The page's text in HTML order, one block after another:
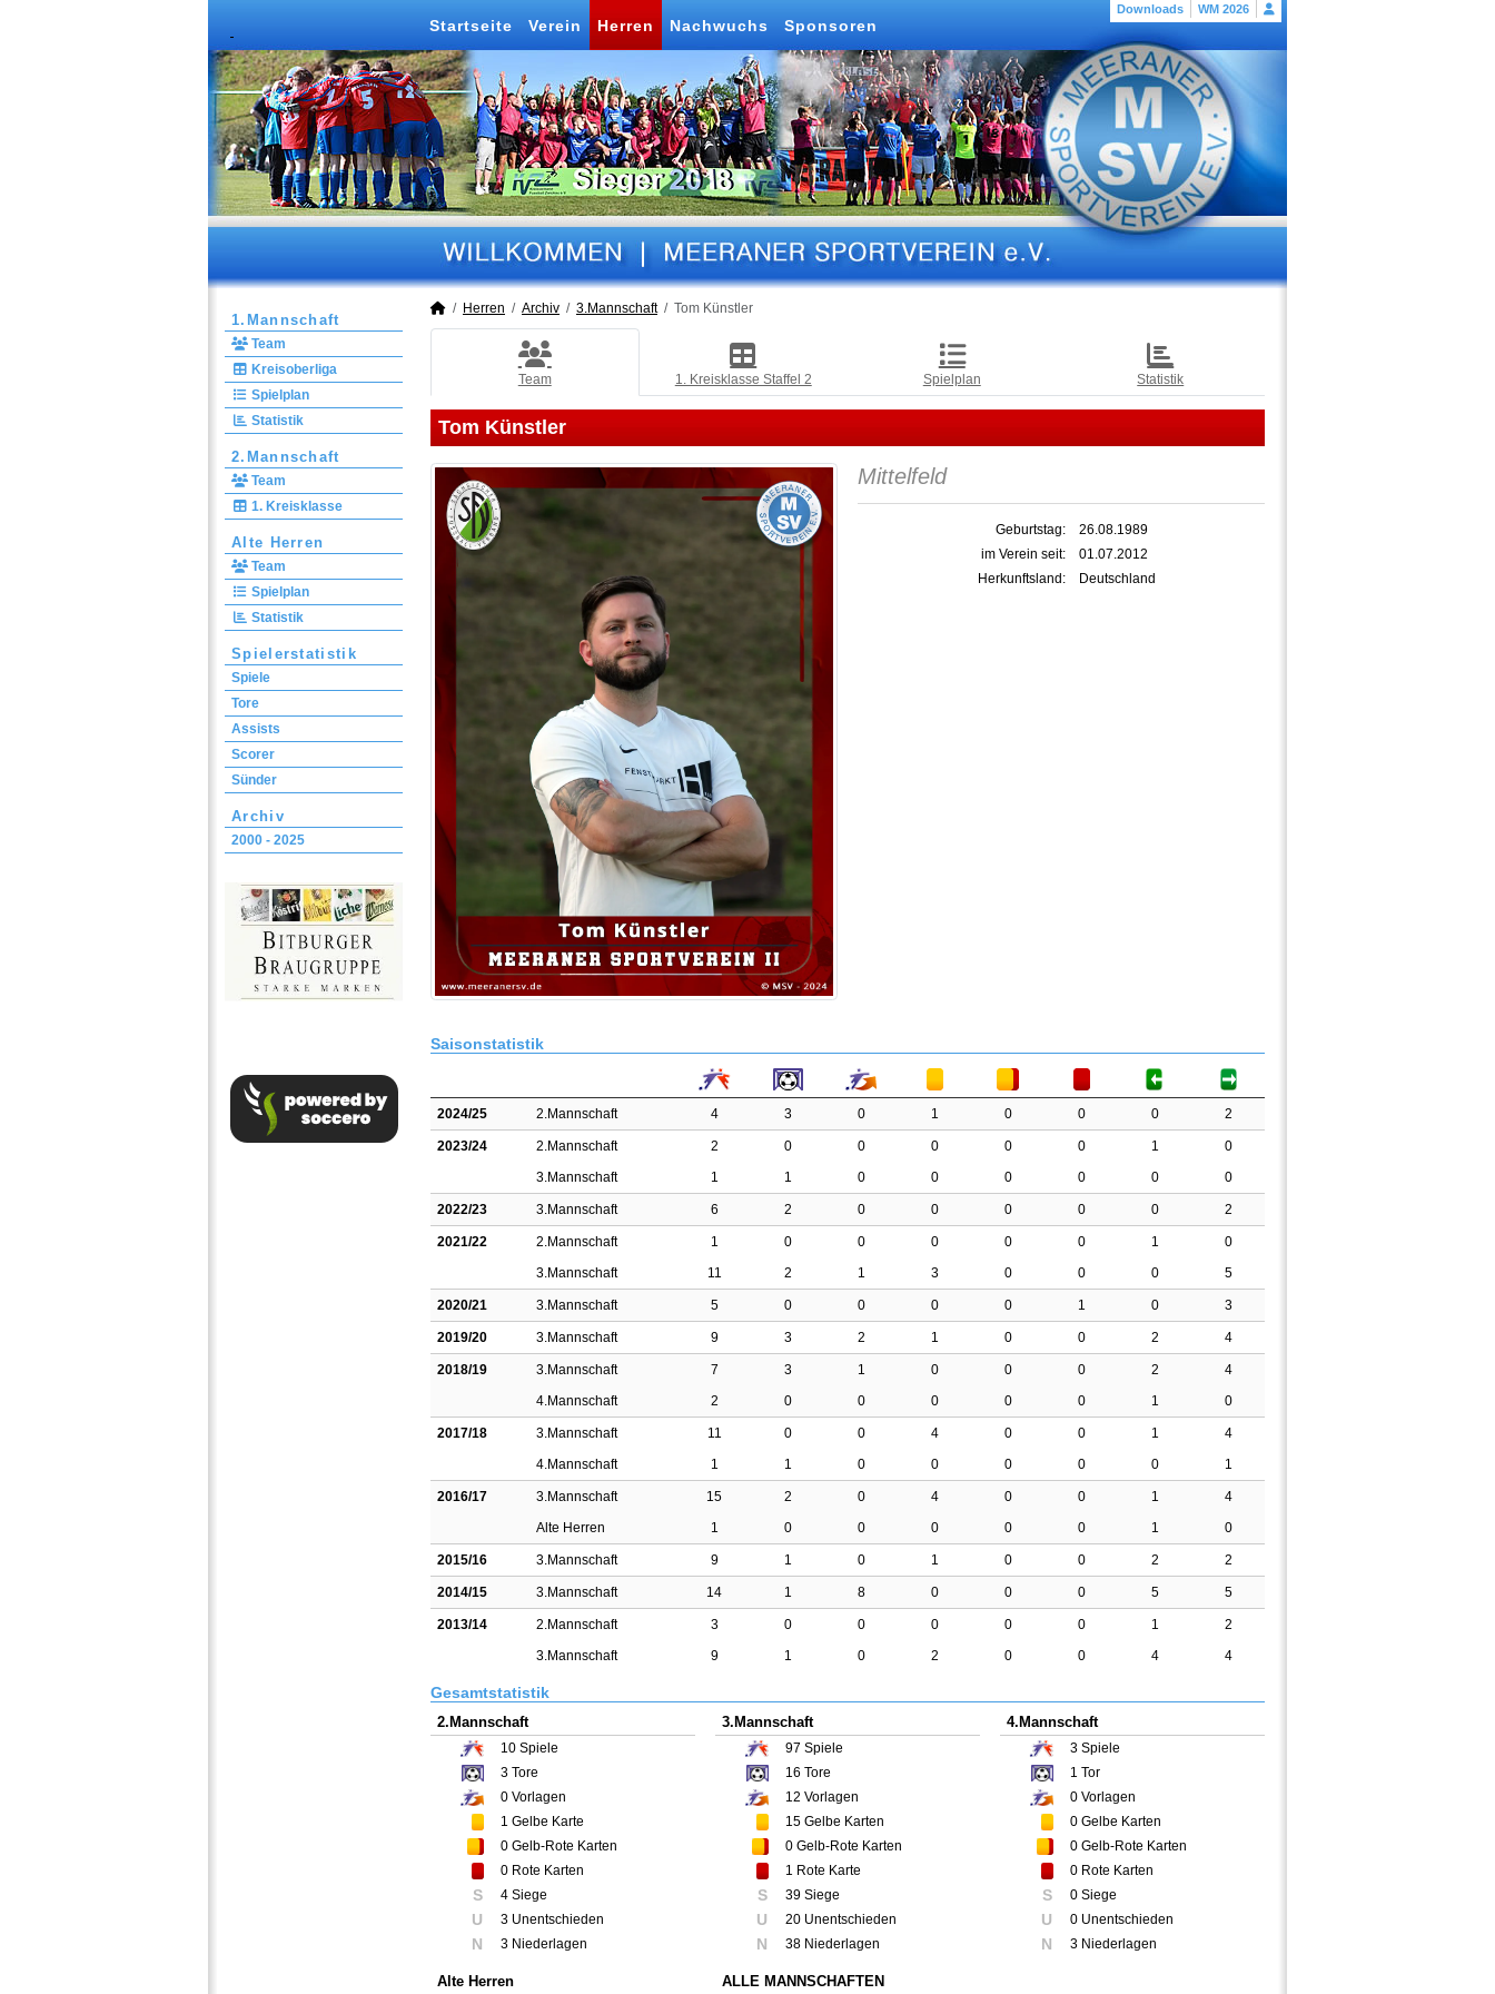
Downloads WM 2026
Startseite Verein Herren Nachwuchs Sponsoren
1.Mannschaft
Team
Kreisoberliga
Spielplan
Statistik
2.Mannschaft
Team
1. Kreisklasse
Alte Herren
Team
Spielplan
Statistik
Spielerstatistik
Spiele
Tore
Assists
Scorer
Sünder
Archiv
2000 - 2025
Herren Archiv 3.Mannschaft Tom Künstler
Team 1. Kreisklasse Staffel 2 Spielplan Statistik
Tom Künstler
Mittelfeld
Geburtstag:
26.08.1989
im Verein seit:
01.07.2012
Herkunftsland:
Deutschland
Saisonstatistik
2024/25 2.Mannschaft 4 3 0 1 0 0 0 2
2023/24 2.Mannschaft 2 0 0 0 0 0 1
0
3.Mannschaft
1 1 0 0 0 0 0 0
2022/23 3.Mannschaft 6 2 0 0 0 0 0 2
2021/22 2.Mannschaft 1 0 0 0 0 0 1
0
3.Mannschaft
11 2 1 3 0 0 0 5
2020/21 3.Mannschaft 5 0 0 0 0 1 0 3
2019/20 3.Mannschaft 9 3 2 1 0 0 2 4
2018/19 3.Mannschaft 7 3 1 0 0 0 2
4
4.Mannschaft
2 0 0 0 0 0 1 0
2017/18 3.Mannschaft 11 0 0 4 0 0 1
4
4.Mannschaft
1 1 0 0 0 0 0 1
2016/17 3.Mannschaft 15 2 0 4 0 0 1
4
Alte Herren
1 0 0 0 0 0 1 0
2015/16 3.Mannschaft 9 1 0 1 0 0 2 2
2014/15 3.Mannschaft 14 1 8 0 0 0 5 5
2013/14 2.Mannschaft 3 0 0 0 0 0 1
2
3.Mannschaft
9 1 0 2 0 0 4 4
Gesamtstatistik
2.Mannschaft
10 Spiele
3 Tore
0 Vorlagen
1 Gelbe Karte
0 Gelb-Rote Karten
0 Rote Karten
S 4 Siege
U 3 Unentschieden
N 3 Niederlagen
3.Mannschaft
97 Spiele
16 Tore
12 Vorlagen
15 Gelbe Karten
0 Gelb-Rote Karten
1 Rote Karte
S 39 Siege
U 20 Unentschieden
N 38 Niederlagen
4.Mannschaft
3 Spiele
1 Tor
0 Vorlagen
0 Gelbe Karten
0 Gelb-Rote Karten
0 Rote Karten
S 0 Siege
U 0 Unentschieden
N 3 Niederlagen
Alte Herren ALLE MANNSCHAFTEN